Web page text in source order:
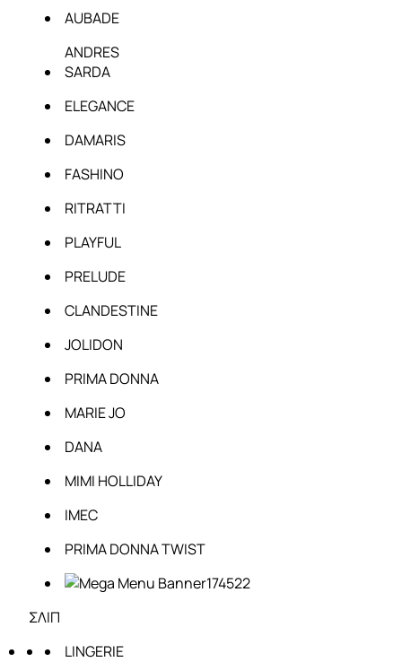
AUBADE
ANDRES
SARDA
ELEGANCE
DAMARIS
FASHINO
RITRATTI
PLAYFUL
PRELUDE
CLANDESTINE
JOLIDON
PRIMA DONNA
MARIE JO
DANA
MIMI HOLLIDAY
IMEC
PRIMA DONNA TWIST
ΣΛΙΠ
LINGERIE